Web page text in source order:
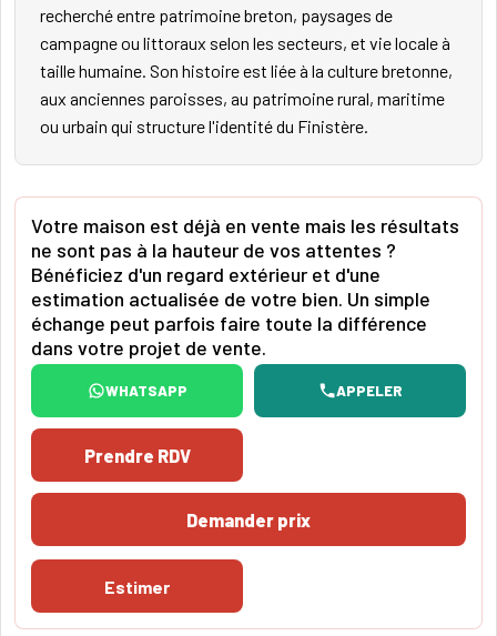
recherché entre patrimoine breton, paysages de
campagne ou littoraux selon les secteurs, et vie locale à
taille humaine. Son histoire est liée à la culture bretonne,
aux anciennes paroisses, au patrimoine rural, maritime
ou urbain qui structure l'identité du Finistère.
Votre maison est déjà en vente mais les résultats
ne sont pas à la hauteur de vos attentes ?
Bénéficiez d'un regard extérieur et d'une
estimation actualisée de votre bien. Un simple
échange peut parfois faire toute la différence
dans votre projet de vente.
WHATSAPP APPELER
Prendre RDV
Demander prix
Estimer